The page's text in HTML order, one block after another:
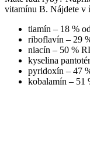
vitamínu B. Nájdete v
tiamín – 18 %
riboflavín – 29
niacín – 50 %
kyselina
pyridoxín – 47
kobalamín – 51